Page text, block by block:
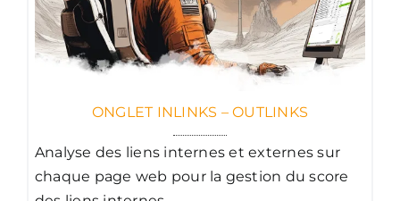
ONGLET INLINKS – OUTLINKS
Analyse des liens internes et externes sur
chaque page web pour la gestion du score